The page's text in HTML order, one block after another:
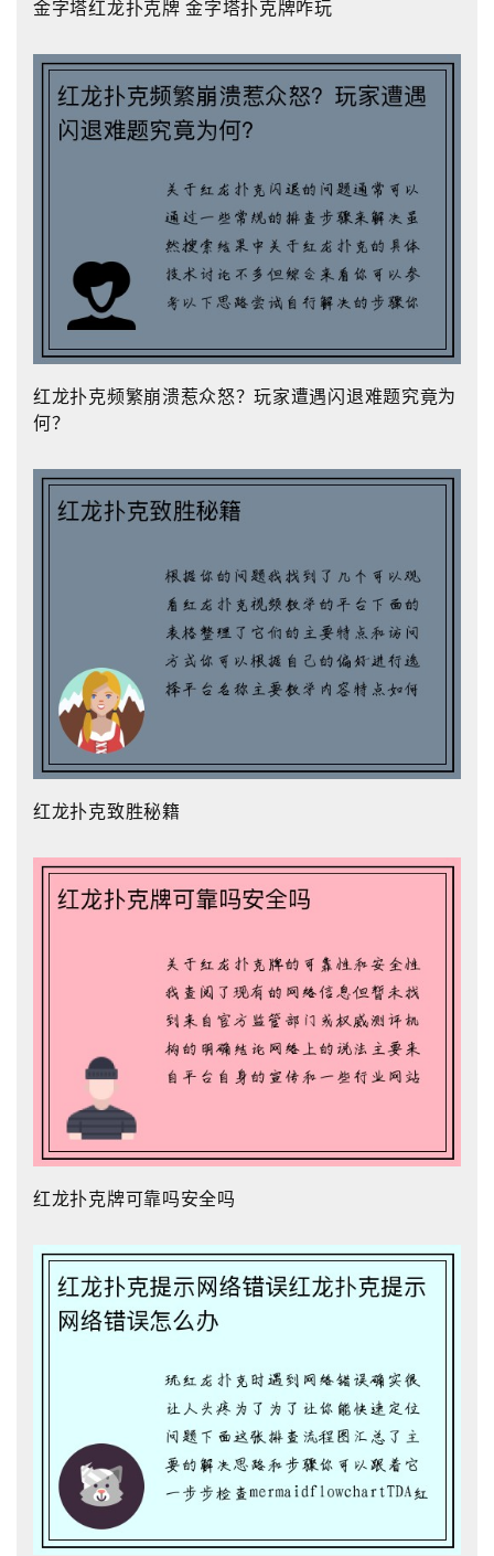
金字塔红龙扑克牌 金字塔扑克牌咋玩
红龙扑克频繁崩溃惹众怒？玩家遭遇闪退难题究竟为
何？
红龙扑克致胜秘籍
红龙扑克牌可靠吗安全吗